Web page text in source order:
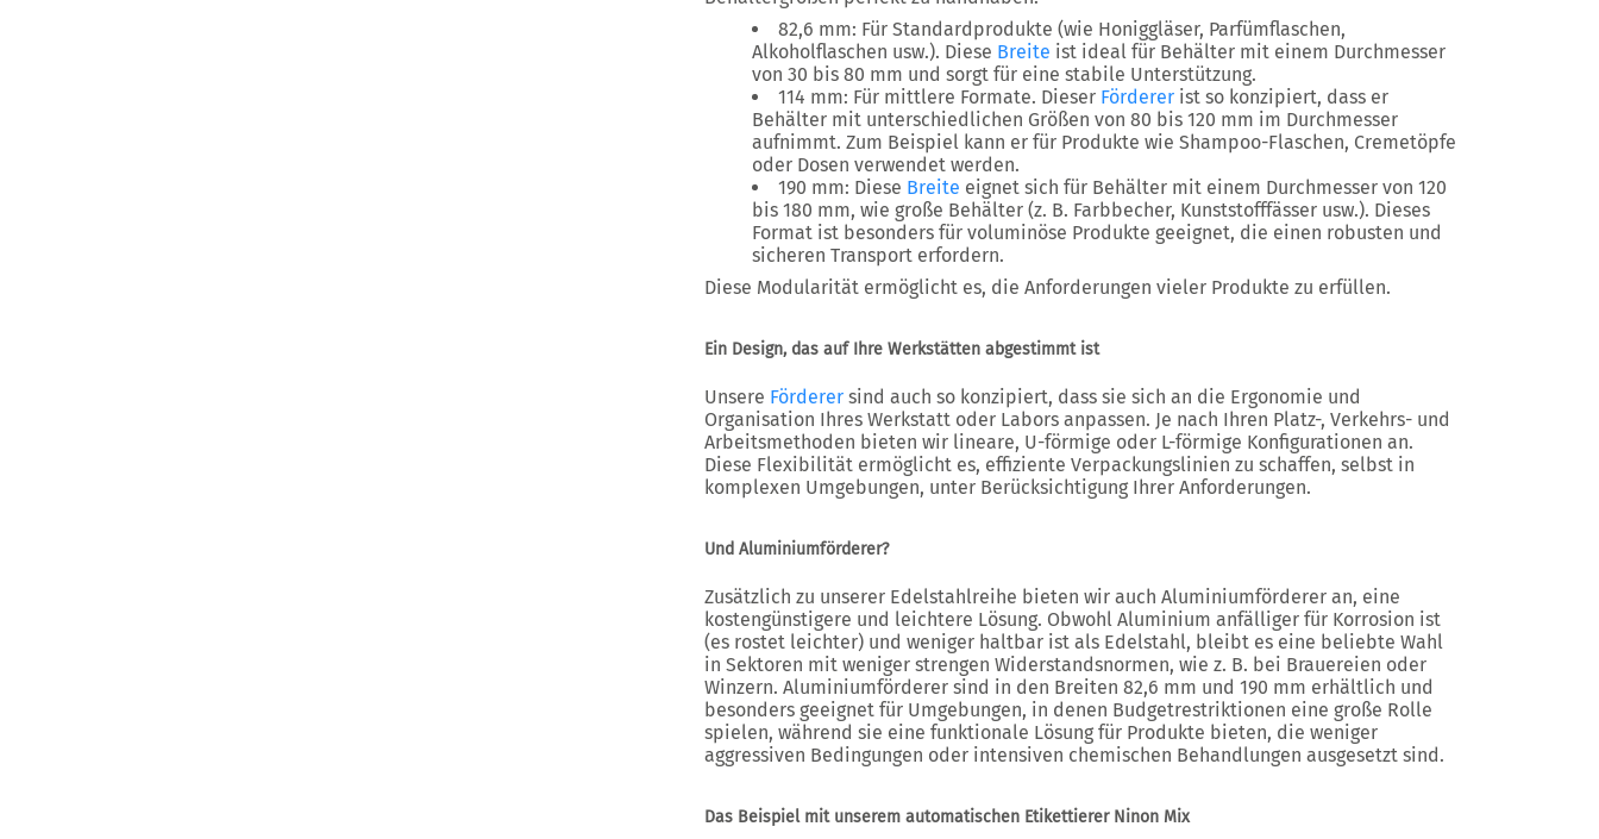
82,6 mm: Für Standardprodukte (wie Honiggläser, Parfümflaschen,
Alkoholflaschen usw.). Diese Breite ist ideal für Behälter mit einem Durchmesser
von 30 bis 80 mm und sorgt für eine stabile Unterstützung.
114 mm: Für mittlere Formate. Dieser Förderer ist so konzipiert, dass er
Behälter mit unterschiedlichen Größen von 80 bis 120 mm im Durchmesser
aufnimmt. Zum Beispiel kann er für Produkte wie Shampoo-Flaschen, Cremetöpfe
oder Dosen verwendet werden.
190 mm: Diese Breite eignet sich für Behälter mit einem Durchmesser von 120
bis 180 mm, wie große Behälter (z. B. Farbbecher, Kunststofffässer usw.). Dieses
Format ist besonders für voluminöse Produkte geeignet, die einen robusten und
sicheren Transport erfordern.
Diese Modularität ermöglicht es, die Anforderungen vieler Produkte zu erfüllen.
Ein Design, das auf Ihre Werkstätten abgestimmt ist
Unsere Förderer sind auch so konzipiert, dass sie sich an die Ergonomie und
Organisation Ihres Werkstatt oder Labors anpassen. Je nach Ihren Platz-, Verkehrs- und
Arbeitsmethoden bieten wir lineare, U-förmige oder L-förmige Konfigurationen an.
Diese Flexibilität ermöglicht es, effiziente Verpackungslinien zu schaffen, selbst in
komplexen Umgebungen, unter Berücksichtigung Ihrer Anforderungen.
Und Aluminiumförderer?
Zusätzlich zu unserer Edelstahlreihe bieten wir auch Aluminiumförderer an, eine
kostengünstigere und leichtere Lösung. Obwohl Aluminium anfälliger für Korrosion ist
(es rostet leichter) und weniger haltbar ist als Edelstahl, bleibt es eine beliebte Wahl
in Sektoren mit weniger strengen Widerstandsnormen, wie z. B. bei Brauereien oder
Winzern. Aluminiumförderer sind in den Breiten 82,6 mm und 190 mm erhältlich und
besonders geeignet für Umgebungen, in denen Budgetrestriktionen eine große Rolle
spielen, während sie eine funktionale Lösung für Produkte bieten, die weniger
aggressiven Bedingungen oder intensiven chemischen Behandlungen ausgesetzt sind.
Das Beispiel mit unserem automatischen Etikettierer Ninon Mix